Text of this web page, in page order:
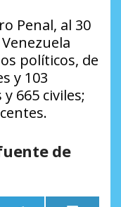
Penal, al 30
políticos, de
y 103
665 civiles;
de